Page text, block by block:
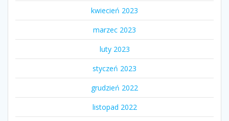
kwiecień 2023
marzec 2023
luty 2023
styczeń 2023
grudzień 2022
listopad 2022